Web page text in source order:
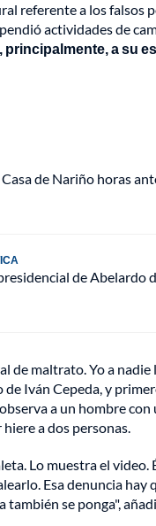
referente a los falsos
actividades de
principalmente, a su
de Nariño horas
de Abelardo
de maltrato. Yo a nadie
Iván Cepeda, y
a un hombre
a dos personas.
Lo muestra el
Esa denuncia
también se ponga",